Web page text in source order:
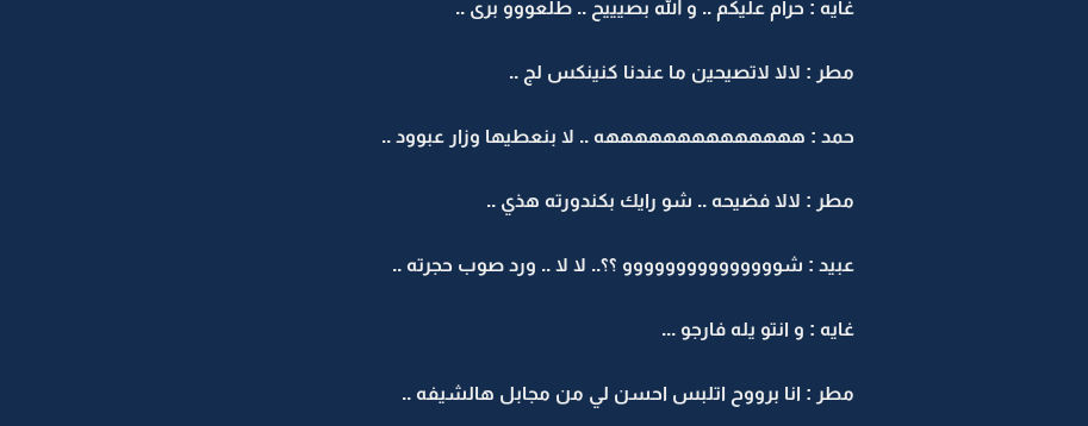
غايه : حرام عليكم .. و الله بصيييح .. طلعووو برى ..
مطر : لالا لاتصيحين ما عندنا كنينكس لج ..
حمد : ههههههههههههههه .. لا بنعطيها وزار عبوود ..
مطر : لالا فضيحه .. شو رايك بكندورته هذي ..
عبيد : شووووووووووووووو ؟؟.. لا لا .. ورد صوب حجرته ..
غايه : و انتو يله فارجو ...
مطر : انا برووح اتلبس احسن لي من مجابل هالشيفه ..